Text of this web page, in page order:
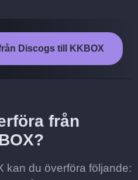
Discogs till KKBOX
från
kan du överföra följande: